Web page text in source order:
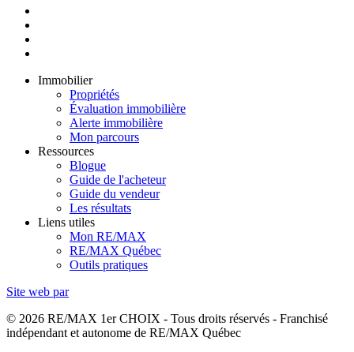
Immobilier
Propriétés
Évaluation immobilière
Alerte immobilière
Mon parcours
Ressources
Blogue
Guide de l'acheteur
Guide du vendeur
Les résultats
Liens utiles
Mon RE/MAX
RE/MAX Québec
Outils pratiques
Site web par
© 2026 RE/MAX 1er CHOIX - Tous droits réservés - Franchisé
indépendant et autonome de RE/MAX Québec